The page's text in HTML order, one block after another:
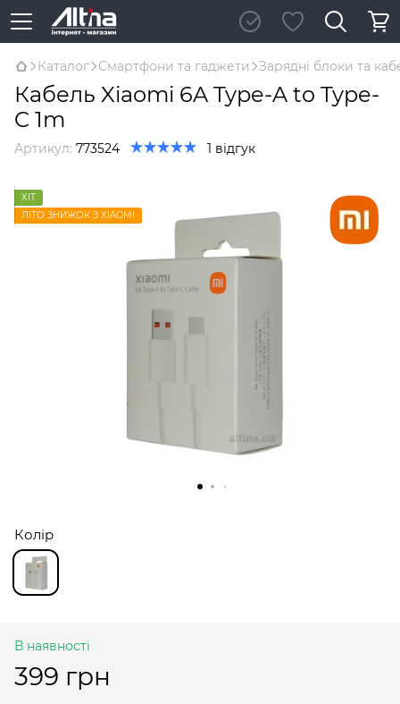
Каталог Смартфони та гаджети Зарядні блоки та
Кабель Xiaomi 6A Type-A to Type-
C 1m
Артикул: 773524 1 відгук
ХІТ
ЛІТО ЗНИЖОК З XIAOMI
Колір
В наявності
399 грн